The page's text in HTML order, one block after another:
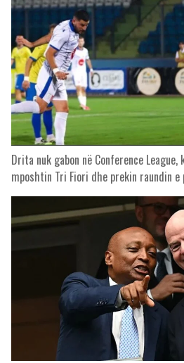
Drita nuk gabon në Conference League,
mposhtin Tri Fiori dhe prekin raundin e